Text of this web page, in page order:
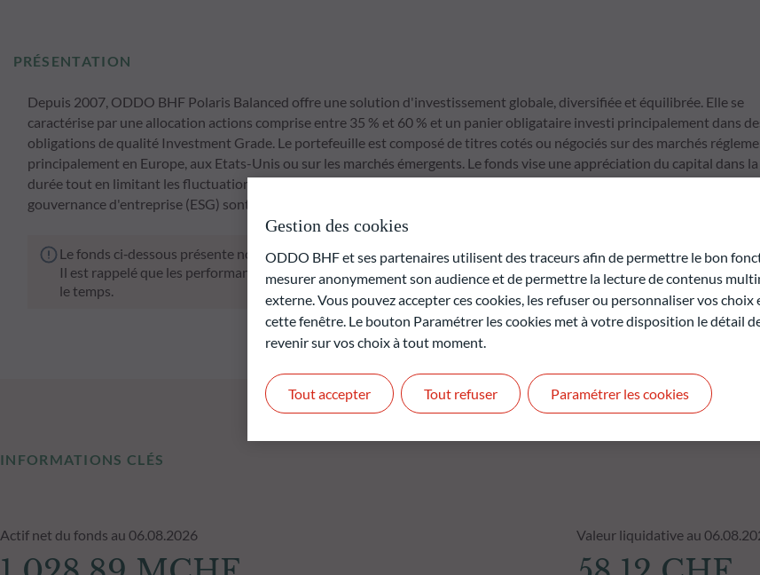
PRÉSENTATION
Depuis 2007, ODDO BHF Polaris Balanced offre une solution d'investissement globale, diversifiée et équilibrée. Elle se
caractérise par une allocation actions comprise entre 35 % et 60 % et un panier obligataire investi principalement dans
obligations de qualité Investment Grade. Le portefeuille est composé de titres cotés ou négociés sur des marchés
principalement en Europe, aux Etats-Unis ou sur les marchés émergents. Le fonds vise une appréciation du capital dans la
durée tout en limitant les fluctuations de marché. Dans le même temps, les critères environnementaux, sociaux et de
gouvernance d'entreprise (ESG) sont pleinement pris en compte dans le processus d'investissement.
Le fonds ci‑dessous présente notamment un risque de perte en capital.
Il est rappelé que les performances passées ne préjugent pas des performances futures et ne sont pas constantes
le temps.
INFORMATIONS CLÉS
Actif net du fonds au 06.08.2026 Valeur liquidative au
Gestion des cookies
ODDO BHF et ses partenaires utilisent des traceurs afin de permettre le bon
mesurer anonymement son audience et de permettre la lecture de contenus
externe. Vous pouvez accepter ces cookies, les refuser ou personnaliser vos
cette fenêtre. Le bouton Paramétrer les cookies met à votre disposition le détail
revenir sur vos choix à tout moment.
Tout refuser
Tout accepter Paramétrer les cookies